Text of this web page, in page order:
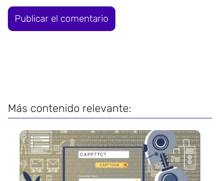
Más contenido relevante: